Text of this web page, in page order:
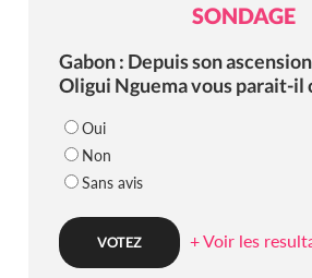
SONDAGE
Gabon : Depuis son
Oligui Nguema vous parait-il
Oui
Non
Sans avis
+ Voir les